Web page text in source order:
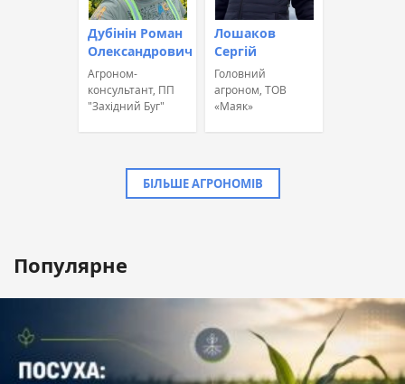
Дубінін Роман
Олександрович
Агроном-
консультант, ПП
"Західний Буг"
Лошаков
Сергій
Головний
агроном, ТОВ
«Маяк»
БІЛЬШЕ АГРОНОМІВ
Популярне